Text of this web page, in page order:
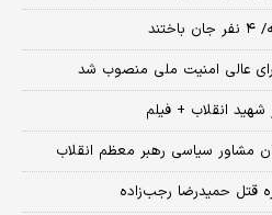
عالی امنیت ملی منصوب شد
شهید انقلاب + فیلم
مشاور سیاسی رهبر معظم انقلاب
قتل حمیدرضا رجب‌زاده